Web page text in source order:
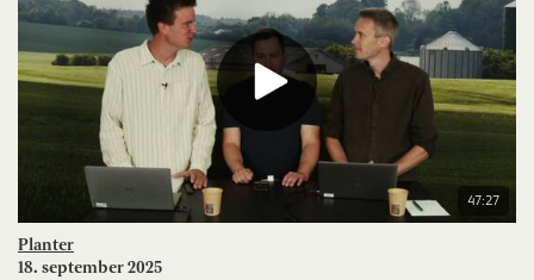
47:27
Planter
18. september 2025